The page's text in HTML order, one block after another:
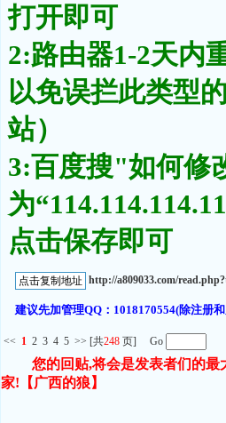
打开即可
2:路由器1-2天内
以免误拦此类型
站）
3:百度搜"如何修
为
点击保存即可
http://a809033.com/
建议先加管理QQ：1018170554(除注册
<< 1 2 3 4 5 >> [共248 页] Go
您的回贴,将会是发表者们的
家! 【广西的狼】